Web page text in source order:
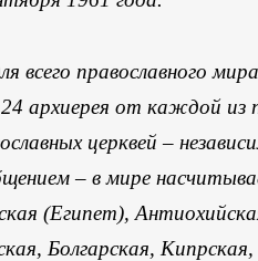
православного
архиерея от каждой из
церквей –
– в мире
(Египет),
Болгарская, Кипрская,